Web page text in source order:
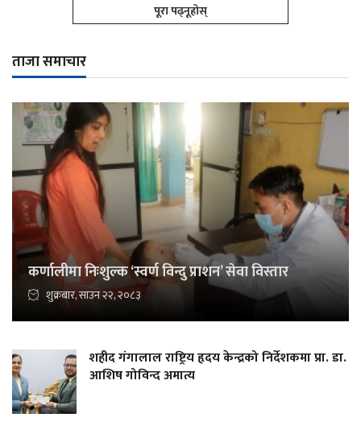
पूरा पढ्नूहोस्
ताजा समाचार
कर्णालीमा निःशुल्क ‘स्वर्ण विन्दु प्राशन’ सेवा विस्तार
शुक्रबार, साउन २२, २०८३
शहीद गंगालाल राष्ट्रिय हृदय केन्द्रको निर्देशकमा प्रा. डा.
आशिष गोविन्द अमात्य